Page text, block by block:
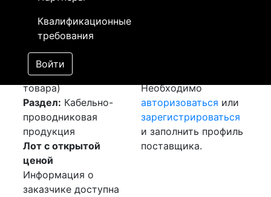
Квалификационные
требования
Войти
Закуп: Кабель и
провод[Завершен]
Победитель выбран
Лот №:5503
АУКЦИОН (покупка
товара)
Раздел: Кабельно-
проводниковая
продукция
Лот с открытой
ценой
Информация о
заказчике доступна
Необходимо
авторизоваться или
зарегистрироваться
и заполнить профиль
поставщика.